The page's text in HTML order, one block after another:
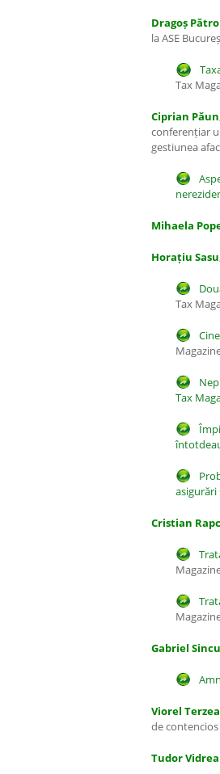
Dragoș
la ASE
Tax
Ciprian Păun
conferențiar
gestiunea
Mihaela
Horațiu Sasu
Tax
Tax
asigurări
Cristian
Gabriel Sincu
Viorel Terzea
de
Tudor